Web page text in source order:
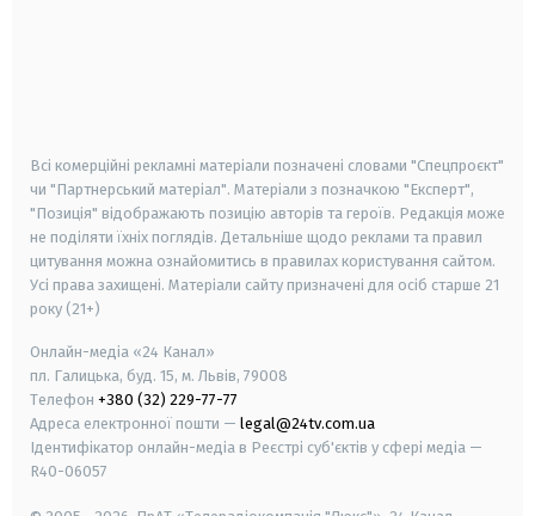
Всі комерційні рекламні матеріали позначені словами "Спецпроєкт"
чи "Партнерський матеріал". Матеріали з позначкою "Експерт",
"Позиція" відображають позицію авторів та героїв. Редакція може
не поділяти їхніх поглядів. Детальніше щодо реклами та правил
цитування можна ознайомитись в правилах користування сайтом.
Усі права захищені. Матеріали сайту призначені для осіб старше 21
року (21+)
Онлайн-медіа «24 Канал»
пл. Галицька, буд. 15, м. Львів, 79008
Телефон +380 (32) 229-77-77
Адреса електронної пошти — legal@24tv.com.ua
Ідентифікатор онлайн-медіа в Реєстрі суб'єктів у сфері медіа —
R40-06057